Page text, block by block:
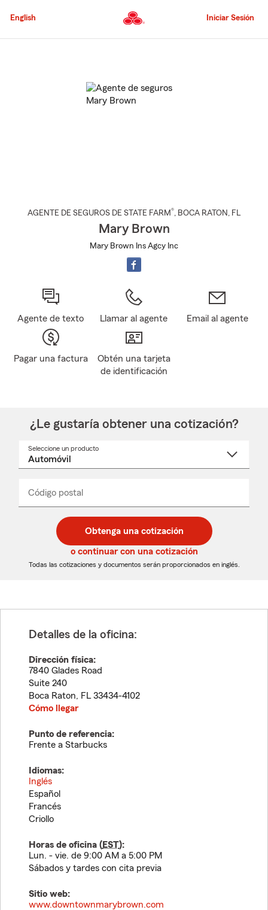
al
principal
English Iniciar Sesión
AGENTE DE SEGUROS DE STATE FARM®, BOCA RATON , FL
Mary Brown
Mary Brown Ins Agcy Inc
Agente de texto Llamar al agente Email al agente
Pagar una factura
Obtén una tarjeta
de identificación
¿Le gustaría obtener una cotización?
Seleccione un producto
desplegable
Código postal
de
5
dígitos
de
5
dígitos
_____
Obtenga una cotización
o continuar con una cotización
Todas las cotizaciones y documentos serán proporcionados en inglés.
Detalles de la oficina:
Dirección física:
7840 Glades Road
Suite 240
Boca Raton, FL 33434-4102
Cómo llegar
Punto de referencia:
Frente a Starbucks
Idiomas:
Inglés
Español
Francés
Criollo
Horas de oficina (EST):
Lun. - vie. de 9:00 AM a 5:00 PM
Sábados y tardes con cita previa
Sitio web:
www.downtownmarybrown.com